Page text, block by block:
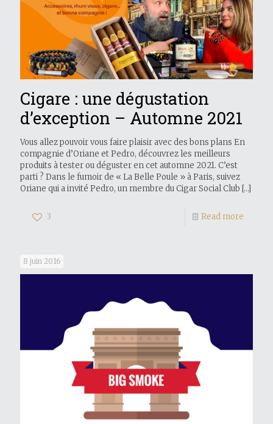
Cigare : une dégustation
d’exception – Automne 2021
Vous allez pouvoir vous faire plaisir avec des bons plans En
compagnie d’Oriane et Pedro, découvrez les meilleurs
produits à tester ou déguster en cet automne 2021. C’est
parti ? Dans le fumoir de « La Belle Poule » à Paris, suivez
Oriane qui a invité Pedro, un membre du Cigar Social Club […]
3 Read more
8 juin 2016